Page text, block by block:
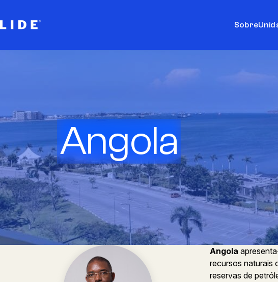
Sobre
Angola
Angola
recursos naturais
reservas de